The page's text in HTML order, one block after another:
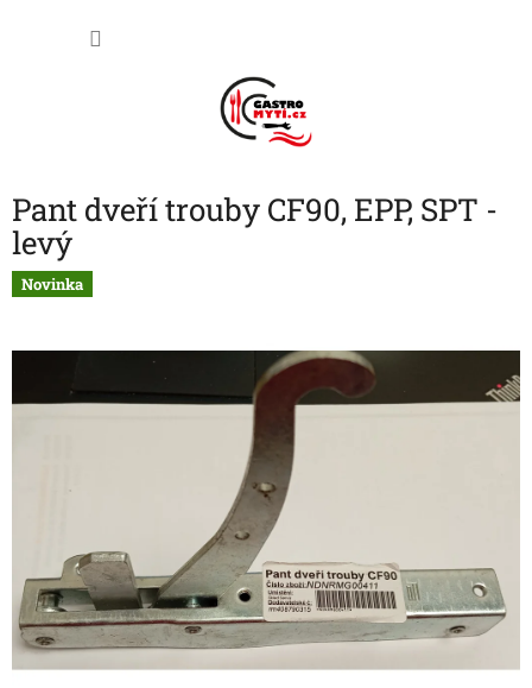
Pant dveří trouby CF90, EPP, SPT -
levý
Novinka